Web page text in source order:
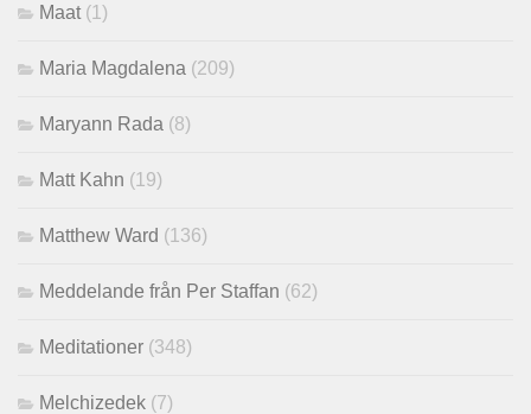
Maat (1)
Maria Magdalena (209)
Maryann Rada (8)
Matt Kahn (19)
Matthew Ward (136)
Meddelande från Per Staffan (62)
Meditationer (348)
Melchizedek (7)